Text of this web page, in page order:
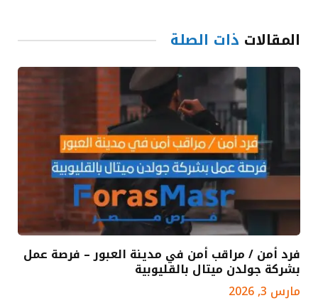
المقالات ذات الصلة
فرد أمن / مراقب أمن في مدينة العبور – فرصة عمل
بشركة جولدن ميتال بالقليوبية
مارس 3, 2026